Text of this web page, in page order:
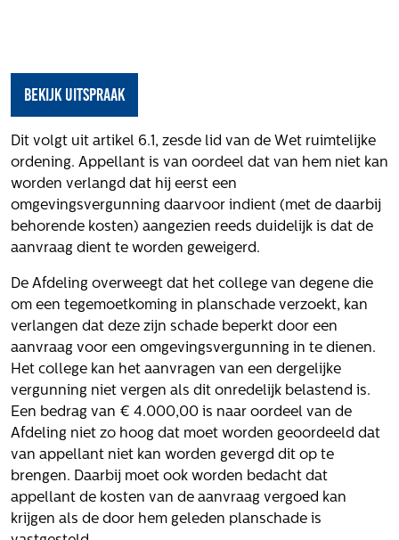
Actueel
Nieuws
Blogs
Uitspraken
Werken bij
Vacatures
Contact
Klachten
Privacyverklaring
Proclaimer
Volg ons
Bekijk uitspraak
Dit volgt uit artikel 6.1, zesde lid van de Wet ruimtelijke
ordening. Appellant is van oordeel dat van hem niet kan
worden verlangd dat hij eerst een
omgevingsvergunning daarvoor indient (met de daarbij
behorende kosten) aangezien reeds duidelijk is dat de
aanvraag dient te worden geweigerd.
De Afdeling overweegt dat het college van degene die
om een tegemoetkoming in planschade verzoekt, kan
verlangen dat deze zijn schade beperkt door een
aanvraag voor een omgevingsvergunning in te dienen.
Het college kan het aanvragen van een dergelijke
vergunning niet vergen als dit onredelijk belastend is.
Een bedrag van € 4.000,00 is naar oordeel van de
Afdeling niet zo hoog dat moet worden geoordeeld dat
van appellant niet kan worden gevergd dit op te
brengen. Daarbij moet ook worden bedacht dat
appellant de kosten van de aanvraag vergoed kan
krijgen als de door hem geleden planschade is